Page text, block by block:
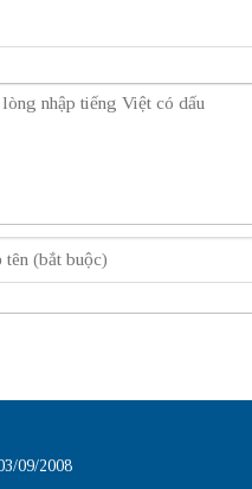
09/2008